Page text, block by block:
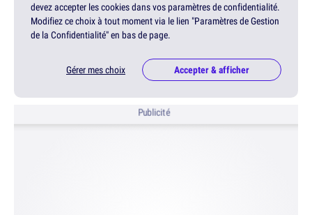
devez accepter les cookies dans vos paramètres de confidentialité.
Modifiez ce choix à tout moment via le lien "Paramètres de Gestion
de la Confidentialité" en bas de page.
Gérer mes choix Accepter & afficher
Publicité